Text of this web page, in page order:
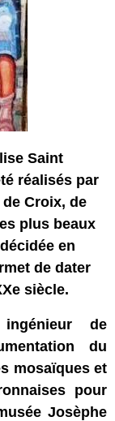
Saint
réalisés par
Croix, de
plus beaux
en
de dater
siècle.
ingénieur de
du
mosaïques et
pour
Josèphe